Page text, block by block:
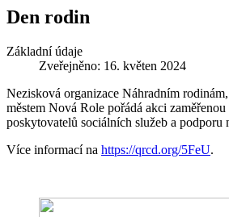
Den rodin
Základní údaje
Zveřejněno: 16. květen 2024
Nezisková organizace Náhradním
městem Nová Role pořádá akci zaměřenou
poskytovatelů sociálních služeb a podporu
Více informací na https://qrcd.org/5FeU.